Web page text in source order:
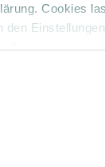
Cookies
den